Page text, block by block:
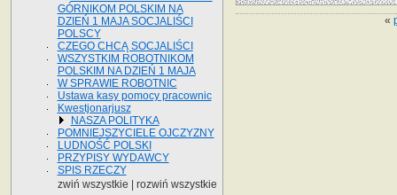
«
GÓRNIKOM POLSKIM NA
DZIEŃ 1 MAJA SOCJALIŚCI
POLSCY
CZEGO CHCĄ SOCJALIŚCI
WSZYSTKIM ROBOTNIKOM
POLSKIM NA DZIEŃ 1 MAJA
W SPRAWIE ROBOTNIC
Ustawa kasy pomocy pracownic
Kwestjonarjusz
NASZA POLITYKA
POMNIEJSZYCIELE OJCZYZNY
LUDNOŚĆ POLSKI
PRZYPISY WYDAWCY
SPIS RZECZY
zwiń wszystkie | rozwiń wszystkie